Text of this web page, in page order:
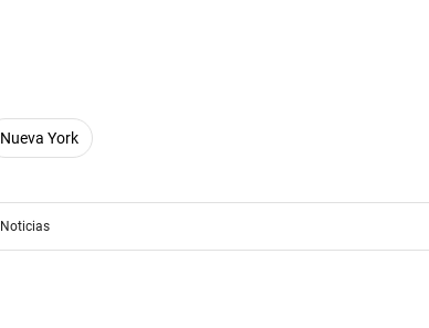
Nueva York
Noticias